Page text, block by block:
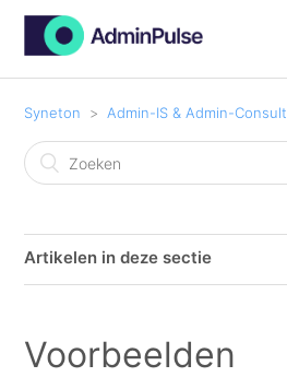
Syneton Admin-IS & Admin-Consult
Artikelen in deze sectie
Voorbeelden